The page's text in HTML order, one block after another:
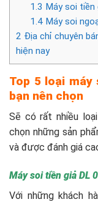
1.3 Máy soi tiền
1.4Máy soi
2 Địa chỉ chuyên
hiện nay
Top 5 loại
bạn nên chọn
Sẽ có rất nhiều
chọn những sản
và được đánh giá
Máy soi tiền giả DL
Với những khách